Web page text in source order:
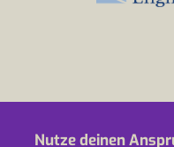
Nutze deinen